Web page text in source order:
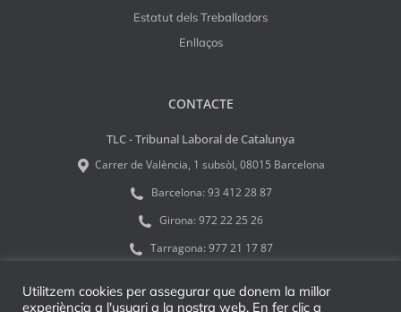
Estatut dels Treballadors
Enllaços
CONTACTE
TLC - Tribunal Laboral de Catalunya
Carrer de València, 1 subsòl, 08015 Barcelona
Barcelona: 93 412 28 87
Girona: 972 22 25 26
Tarragona: 977 21 17 87
Utilitzem cookies per assegurar que donem la millor
experiència a l'usuari a la nostra web. En fer clic a